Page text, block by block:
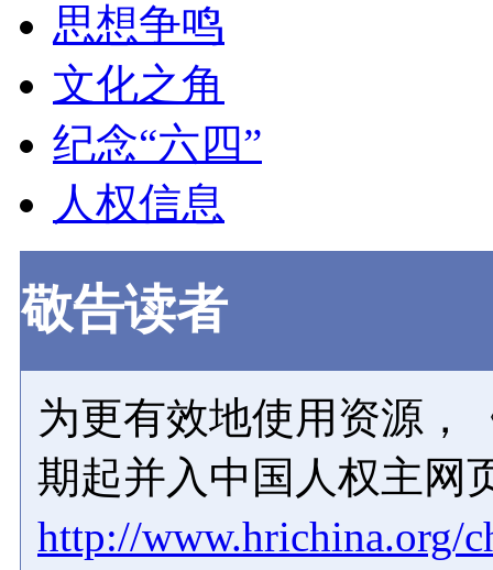
思想争鸣
文化之角
纪念“六四”
人权信息
敬告读者
为更有效地使用资源，
期起并入中国人权主网
http://www.hrichina.org/